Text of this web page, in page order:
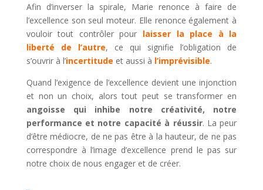
Afin d’inverser la spirale, Marie renonce à faire de
l’excellence son seul moteur. Elle renonce également à
vouloir tout contrôler pour laisser la place à la
liberté de l’autre, ce qui signifie l’obligation de
s’ouvrir à l’incertitude et aussi à l’imprévisible.
Quand l’exigence de l’excellence devient une injonction
et non un choix, alors tout peut se transformer en
angoisse qui inhibe notre créativité, notre
performance et notre capacité à réussir. La peur
d’être médiocre, de ne pas être à la hauteur, de ne pas
correspondre à l’image d’excellence prend le pas sur
notre choix de nous engager et de créer.